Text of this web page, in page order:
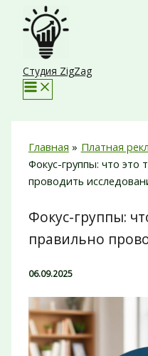
Перейти
содержимому
Студия ZigZag
Главная
Платная
Фокус-группы: что это
проводить
Фокус-группы:
правильно
06.09.2025